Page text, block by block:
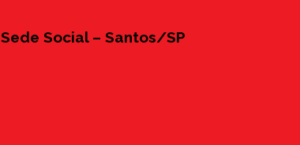
Sede Social – Santos/SP